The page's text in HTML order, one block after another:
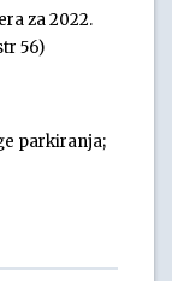
za 2022.
56)
parkiranja;